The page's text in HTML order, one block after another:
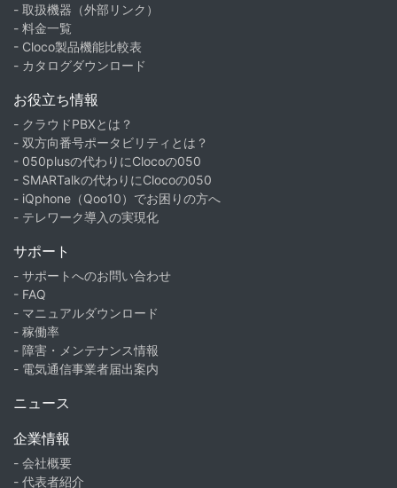
- 取扱機器（外部リンク）
- 料金一覧
- Cloco製品機能比較表
- カタログダウンロード
お役立ち情報
- クラウドPBXとは？
- 双方向番号ポータビリティとは？
- 050plusの代わりにClocoの050
- SMARTalkの代わりにClocoの050
- iQphone（Qoo10）でお困りの方へ
- テレワーク導入の実現化
サポート
- サポートへのお問い合わせ
- FAQ
- マニュアルダウンロード
- 稼働率
- 障害・メンテナンス情報
- 電気通信事業者届出案内
ニュース
企業情報
- 会社概要
- 代表者紹介